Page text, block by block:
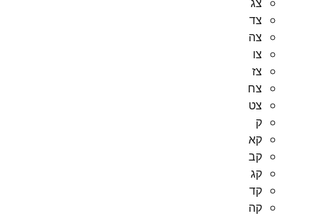
צד
צה
צו
צז
צח
צט
ק
קא
קב
קג
קד
קה